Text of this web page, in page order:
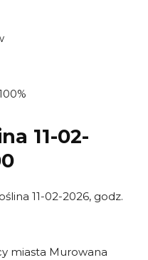
11-02-
11-02-2026, godz.
miasta Murowana